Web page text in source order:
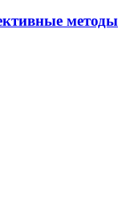
методы